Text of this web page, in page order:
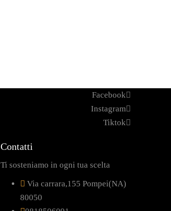
Facebook
Instagram
Tiktok
Contatti
Ti sosteniamo in ogni tua scelta
Via carrara,155 Pompei(NA)
80050